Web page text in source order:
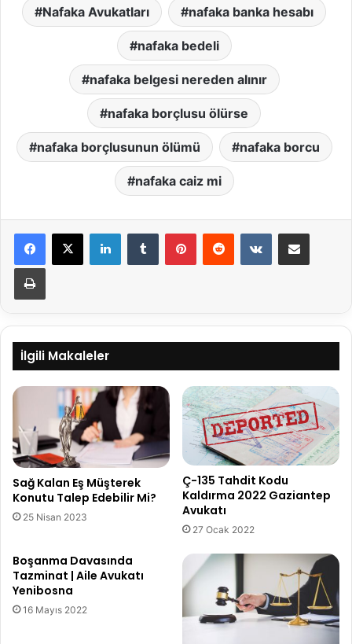
Nafaka Avukatları nafaka banka hesabı
nafaka bedeli
nafaka belgesi nereden alınır
nafaka borçlusu ölürse
nafaka borçlusunun ölümü nafaka borcu
nafaka caiz mi
LinkedInTumblr PinterestReddit VKontakteE-Posta ile paylaş
Yazdır
İlgili Makaleler
Sağ Kalan Eş Müşterek
Konutu Talep Edebilir Mi?
25 Nisan 2023
Ç-135 Tahdit Kodu
Kaldırma 2022 Gaziantep
Avukatı
27 Ocak 2022
Boşanma Davasında
Tazminat | Aile Avukatı
Yenibosna
16 Mayıs 2022